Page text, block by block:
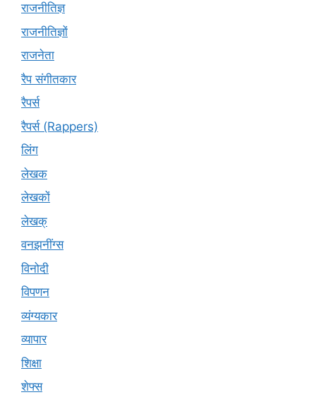
राजनीतिज्ञ
राजनीतिज्ञों
राजनेता
रैप संगीतकार
रैपर्स
रैपर्स (Rappers)
लिंग
लेखक
लेखकों
लेखक्
वनझनींग्स
विनोदी
विपणन
व्यंग्यकार
व्यापार
शिक्षा
शेफ्स